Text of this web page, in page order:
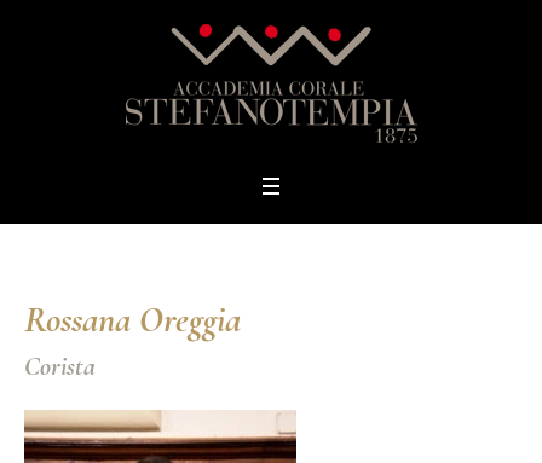
Rossana Oreggia
Corista